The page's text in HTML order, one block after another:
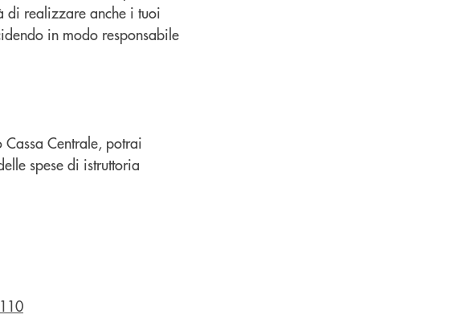
di realizzare anche i tuoi
in modo responsabile
Centrale, potrai
spese di istruttoria